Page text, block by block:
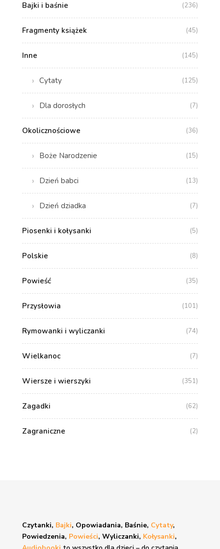
Bajki i baśnie (236)
Fragmenty książek (45)
Inne (145)
Cytaty (125)
Dla dorosłych (7)
Okolicznościowe (36)
Boże Narodzenie (15)
Dzień babci (13)
Dzień dziadka (7)
Piosenki i kołysanki (5)
Polskie (8)
Powieść (35)
Przysłowia (101)
Rymowanki i wyliczanki (74)
Wielkanoc (7)
Wiersze i wierszyki (351)
Zagadki (62)
Zagraniczne (2)
Czytanki, Bajki, Opowiadania, Baśnie, Cytaty,
Powiedzenia, Powieści, Wyliczanki, Kołysanki,